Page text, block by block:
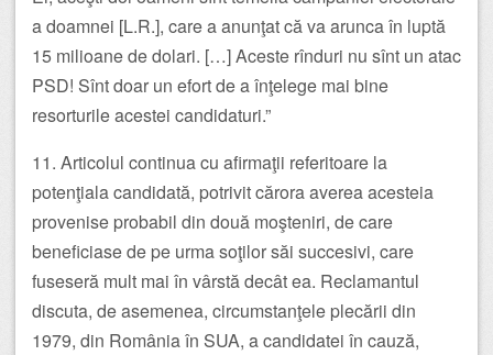
a doamnei [L.R.], care a anunţat că va arunca în luptă
15 milioane de dolari. […] Aceste rînduri nu sînt un atac
PSD! Sînt doar un efort de a înţelege mai bine
resorturile acestei candidaturi.”
11. Articolul continua cu afirmaţii referitoare la
potenţiala candidată, potrivit cărora averea acesteia
provenise probabil din două moşteniri, de care
beneficiase de pe urma soţilor săi succesivi, care
fuseseră mult mai în vârstă decât ea. Reclamantul
discuta, de asemenea, circumstanţele plecării din
1979, din România în SUA, a candidatei în cauză,